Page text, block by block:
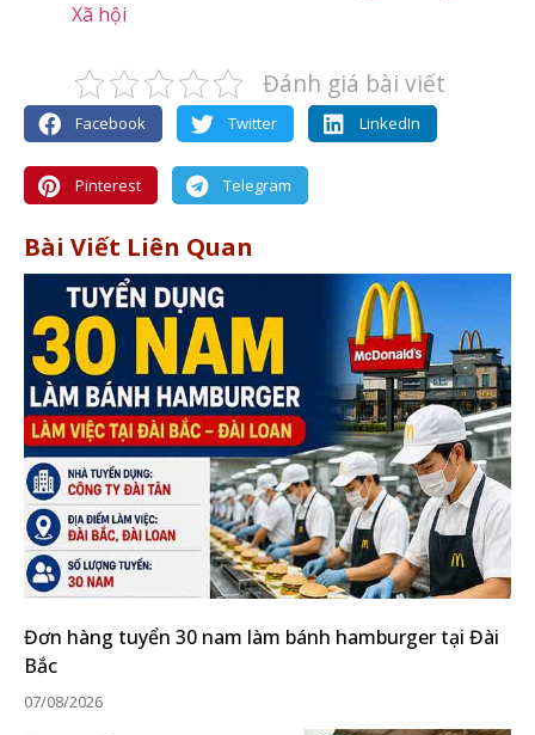
Xã hội
Đánh giá bài viết
Facebook Twitter LinkedIn
Pinterest Telegram
Bài Viết Liên Quan
Đơn hàng tuyển 30 nam làm bánh hamburger tại Đài
Bắc
07/08/2026